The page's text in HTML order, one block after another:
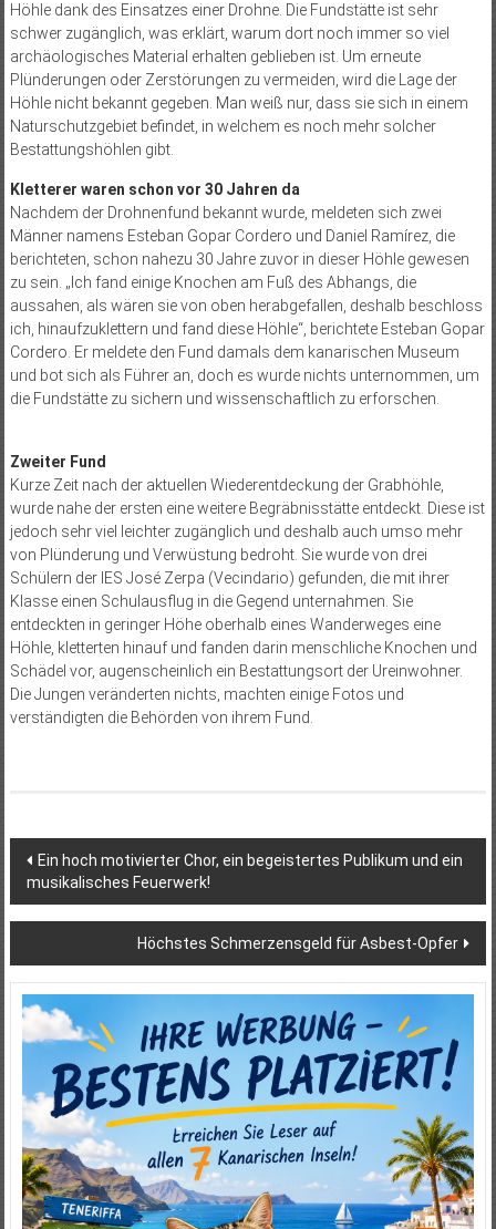
Höhle dank des Einsatzes einer Drohne. Die Fundstätte ist sehr
schwer zugänglich, was erklärt, warum dort noch immer so viel
archäologisches Material erhalten geblieben ist. Um erneute
Plünderungen oder Zerstörungen zu vermeiden, wird die Lage der
Höhle nicht bekannt gegeben. Man weiß nur, dass sie sich in einem
Naturschutzgebiet befindet, in welchem es noch mehr solcher
Bestattungshöhlen gibt.
Kletterer waren schon vor 30 Jahren da
Nachdem der Drohnenfund bekannt wurde, meldeten sich zwei
Männer namens Esteban Gopar Cordero und Daniel Ramírez, die
berichteten, schon nahezu 30 Jahre zuvor in dieser Höhle gewesen
zu sein. „Ich fand einige Knochen am Fuß des Abhangs, die
aussahen, als wären sie von oben herabgefallen, deshalb beschloss
ich, hinaufzuklettern und fand diese Höhle“, berichtete Esteban Gopar
Cordero. Er meldete den Fund damals dem kanarischen Museum
und bot sich als Führer an, doch es wurde nichts unternommen, um
die Fundstätte zu sichern und wissenschaftlich zu erforschen.
Zweiter Fund
Kurze Zeit nach der aktuellen Wiederentdeckung der Grabhöhle,
wurde nahe der ersten eine weitere Begräbnisstätte entdeckt. Diese ist
jedoch sehr viel leichter zugänglich und deshalb auch umso mehr
von Plünderung und Verwüstung bedroht. Sie wurde von drei
Schülern der IES José Zerpa (Vecindario) gefunden, die mit ihrer
Klasse einen Schulausflug in die Gegend unternahmen. Sie
entdeckten in geringer Höhe oberhalb eines Wanderweges eine
Höhle, kletterten hinauf und fanden darin menschliche Knochen und
Schädel vor, augenscheinlich ein Bestattungsort der Ureinwohner.
Die Jungen veränderten nichts, machten einige Fotos und
verständigten die Behörden von ihrem Fund.
Beitragsnavigation
Ein hoch motivierter Chor, ein begeistertes Publikum und ein
musikalisches Feuerwerk!
Höchstes Schmerzensgeld für Asbest-Opfer